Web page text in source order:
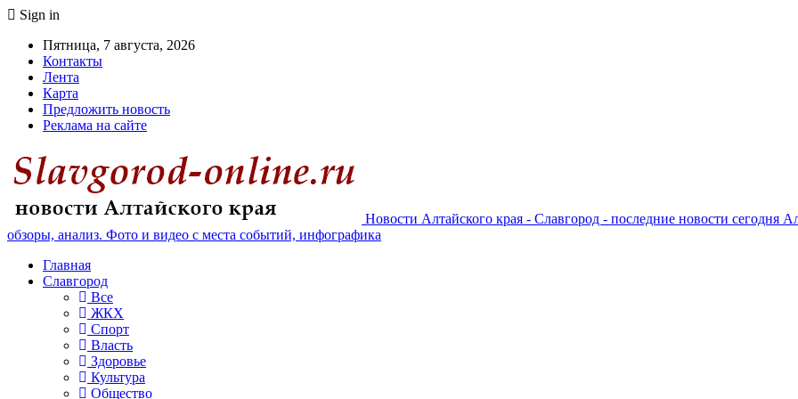
Sign in
Пятница, 7 августа, 2026
Контакты
Лента
Карта
Предложить новость
Реклама на сайте
Новости Алтайского края - Славгород - последние новости сегодня
обзоры, анализ. Фото и видео с места событий, инфографика
Главная
Славгород
Все
ЖКХ
Спорт
Власть
Здоровье
Культура
Общество